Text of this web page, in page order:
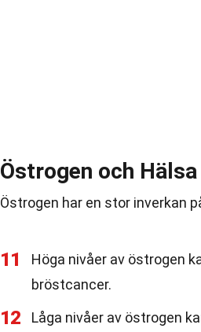
Östrogen och Hälsa
Östrogen har en stor inverkan
11
Höga nivåer av östrogen
bröstcancer.
12
Låga nivåer av östrogen